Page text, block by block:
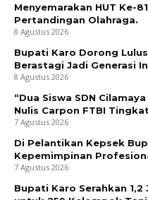
Menyemarakan HUT Ke-
Pertandingan Olahraga.
8 Agustus 2026
Bupati Karo Dorong
Berastagi Jadi Generasi
8 Agustus 2026
“Dua Siswa SDN
Nulis Carpon FTBI
7 Agustus 2026
Di Pelantikan Kepsek
Kepemimpinan
7 Agustus 2026
Bupati Karo Serahkan